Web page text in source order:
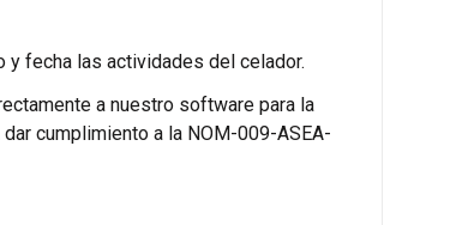
y fecha las actividades del celador.
a nuestro software para la
cumplimiento a la NOM-009-ASEA-